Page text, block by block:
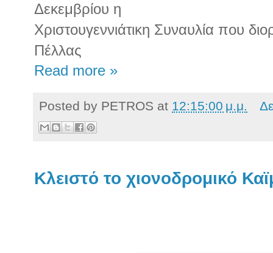
Δεκεμβρίου η
Χριστουγεννιάτικη Συναυλία που
Πέλλας
Read more »
Posted by PETROS at 12:15:00 μ.μ.
Κλειστό το χιονοδρομικό